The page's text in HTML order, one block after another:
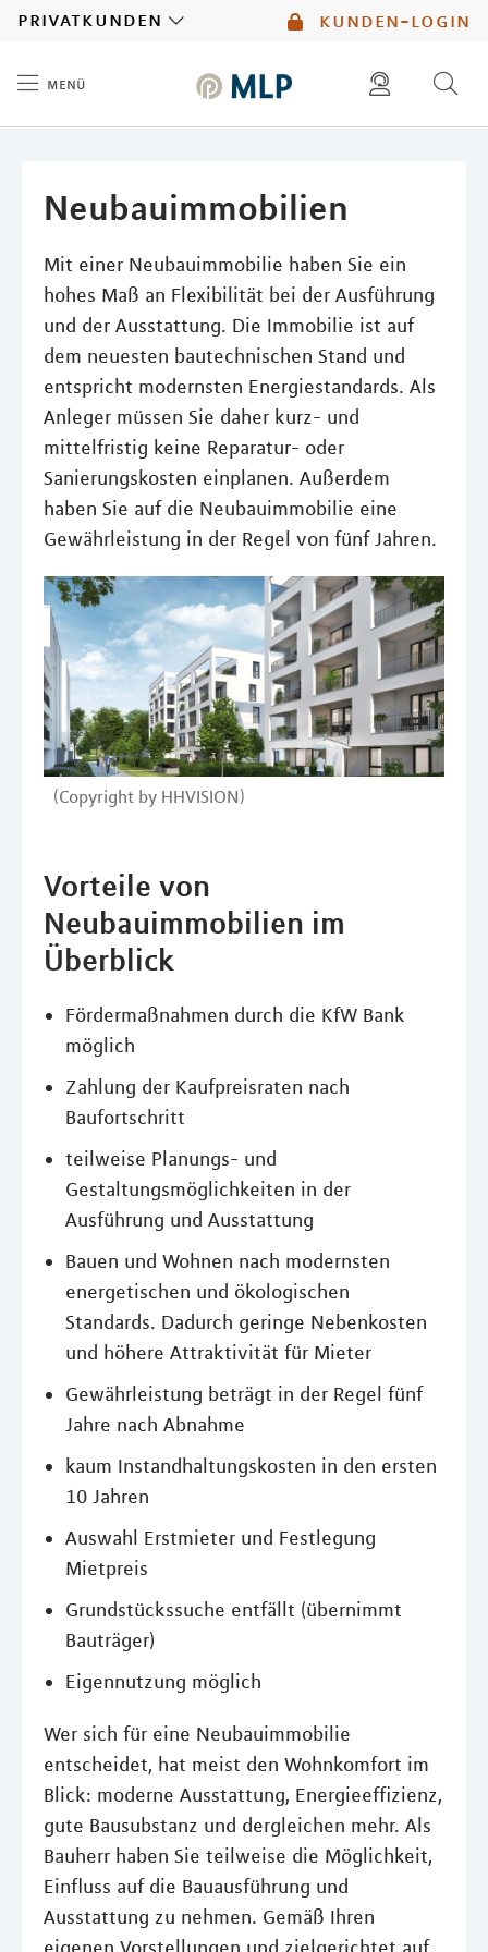
kunden-login
privatkunden
menü
Neubauimmobilien
Mit einer Neubauimmobilie haben Sie ein
hohes Maß an Flexibilität bei der Ausführung
und der Ausstattung. Die Immobilie ist auf
dem neuesten bautechnischen Stand und
entspricht modernsten Energiestandards. Als
Anleger müssen Sie daher kurz- und
mittelfristig keine Reparatur- oder
Sanierungskosten einplanen. Außerdem
haben Sie auf die Neubauimmobilie eine
Gewährleistung in der Regel von fünf Jahren.
(Copyright by HHVISION)
Vorteile von
Neubauimmobilien im
Überblick
Fördermaßnahmen durch die KfW Bank
möglich
Zahlung der Kaufpreisraten nach
Baufortschritt
teilweise Planungs- und
Gestaltungsmöglichkeiten in der
Ausführung und Ausstattung
Bauen und Wohnen nach modernsten
energetischen und ökologischen
Standards. Dadurch geringe Nebenkosten
und höhere Attraktivität für Mieter
Gewährleistung beträgt in der Regel fünf
Jahre nach Abnahme
kaum Instandhaltungskosten in den ersten
10 Jahren
Auswahl Erstmieter und Festlegung
Mietpreis
Grundstückssuche entfällt (übernimmt
Bauträger)
Eigennutzung möglich
Wer sich für eine Neubauimmobilie
entscheidet, hat meist den Wohnkomfort im
Blick: moderne Ausstattung, Energieeffizienz,
gute Bausubstanz und dergleichen mehr. Als
Bauherr haben Sie teilweise die Möglichkeit,
Einfluss auf die Bauausführung und
Ausstattung zu nehmen. Gemäß Ihren